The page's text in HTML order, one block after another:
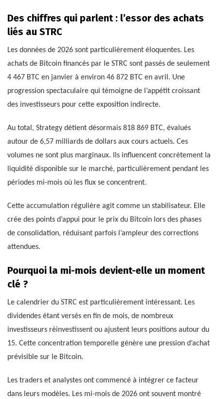
Des chiffres qui parlent : l’essor des achats
liés au STRC
Les données de 2026 sont particulièrement éloquentes. Les
achats de Bitcoin financés par le STRC sont passés de seulement
4 467 BTC en janvier à environ 46 872 BTC en avril. Une
progression spectaculaire qui témoigne de l’appétit croissant
des investisseurs pour cette exposition indirecte.
Au total, Strategy détient désormais 818 869 BTC, évalués
autour de 6,57 milliards de dollars aux cours actuels. Ces
volumes ne sont plus marginaux. Ils influencent concrètement la
liquidité disponible sur le marché, particulièrement pendant les
périodes mi-mois où les flux se concentrent.
Cette accumulation régulière agit comme un stabilisateur. Elle
crée des points d’appui pour le prix du Bitcoin lors des phases
de consolidation, réduisant parfois l’ampleur des corrections
attendues.
Pourquoi la mi-mois devient-elle un moment
clé ?
Le calendrier du STRC est particulièrement intéressant. Les
dividendes étant versés en fin de mois, de nombreux
investisseurs réinvestissent ou ajustent leurs positions autour du
15. Cette concentration temporelle génère une pression d’achat
prévisible sur le Bitcoin.
Les traders et analystes ont commencé à intégrer ce facteur
dans leurs modèles. Les mi-mois de 2026 ont souvent montré